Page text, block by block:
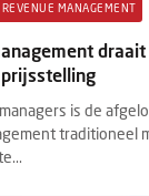
REVENUE MANAGEMENT
is de
traditioneel